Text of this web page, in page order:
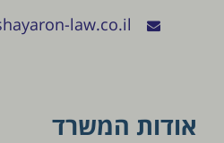
law.co.il
אודות המשרד